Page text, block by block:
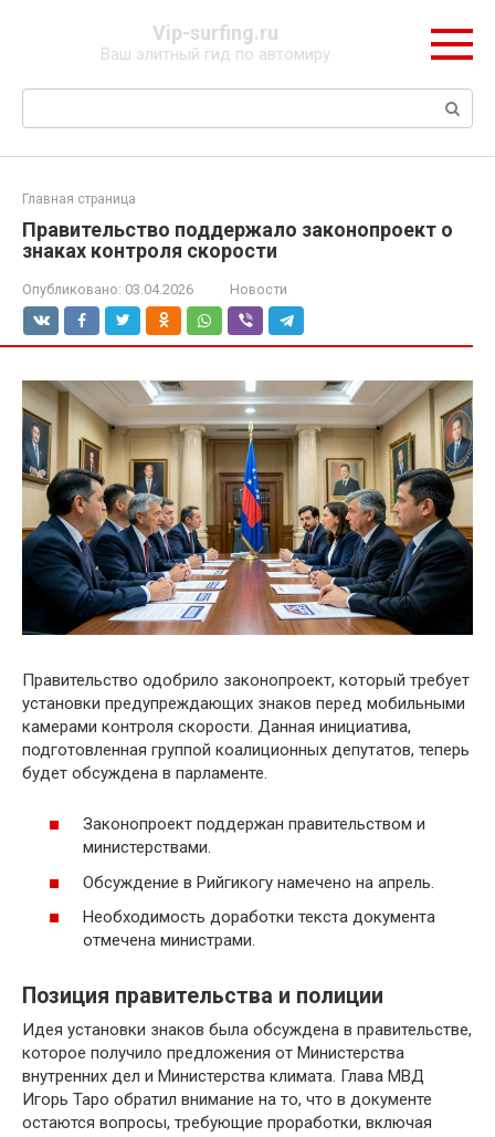
Vip-surfing.ru
Ваш элитный гид по автомиру
Поиск:
Главная страница
Правительство поддержало законопроект о
знаках контроля скорости
Опубликовано: 03.04.2026 Новости
Правительство одобрило законопроект, который требует
установки предупреждающих знаков перед мобильными
камерами контроля скорости. Данная инициатива,
подготовленная группой коалиционных депутатов, теперь
будет обсуждена в парламенте.
Законопроект поддержан правительством и
министерствами.
Обсуждение в Рийгикогу намечено на апрель.
Необходимость доработки текста документа
отмечена министрами.
Позиция правительства и полиции
Идея установки знаков была обсуждена в правительстве,
которое получило предложения от Министерства
внутренних дел и Министерства климата. Глава МВД
Игорь Таро обратил внимание на то, что в документе
остаются вопросы, требующие проработки, включая